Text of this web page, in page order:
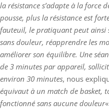
la résistance s’adapte à la force
pousse, plus la résistance est
fauteuil, le pratiquant peut ainsi
sans douleur, réapprendre les
améliorer son équilibre. Une
de 3 minutes par appareil,
environ 30 minutes, nous
équivaut à un match de basket,
fonctionné sans aucune douleur